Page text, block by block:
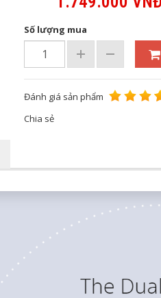
Số lượng mua
Đánh giá sản phẩm
Chia sẻ